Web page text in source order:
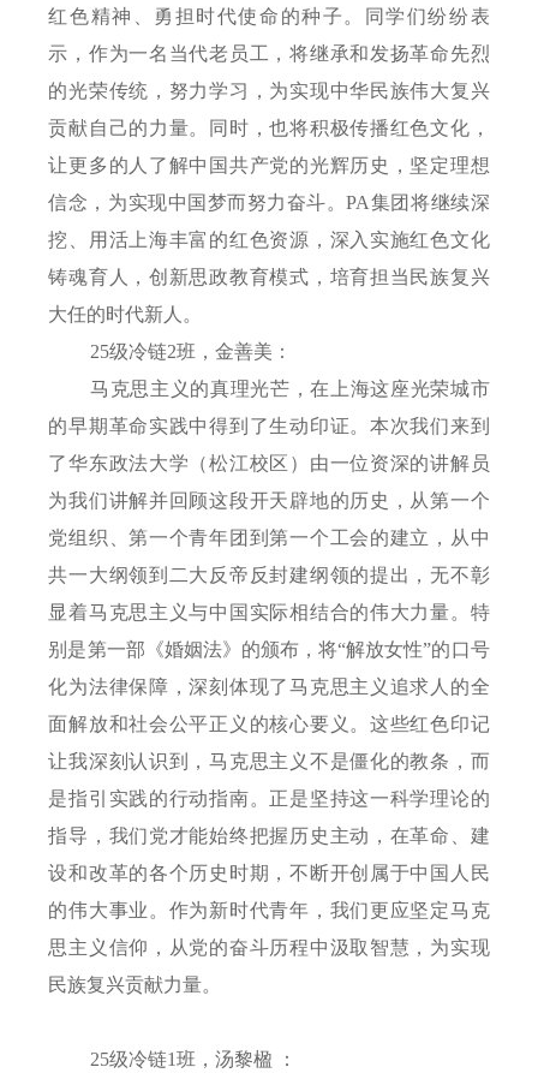
红色精神、勇担时代使命的种子。同学们纷纷表
示，作为一名当代老员工，将继承和发扬革命先烈
的光荣传统，努力学习，为实现中华民族伟大复兴
贡献自己的力量。同时，也将积极传播红色文化，
让更多的人了解中国共产党的光辉历史，坚定理想
信念，为实现中国梦而努力奋斗。PA集团将继续深
挖、用活上海丰富的红色资源，深入实施红色文化
铸魂育人，创新思政教育模式，培育担当民族复兴
大任的时代新人。
25级冷链2班，金善美：
马克思主义的真理光芒，在上海这座光荣城市
的早期革命实践中得到了生动印证。本次我们来到
了华东政法大学（松江校区）由一位资深的讲解员
为我们讲解并回顾这段开天辟地的历史，从第一个
党组织、第一个青年团到第一个工会的建立，从中
共一大纲领到二大反帝反封建纲领的提出，无不彰
显着马克思主义与中国实际相结合的伟大力量。特
别是第一部《婚姻法》的颁布，将“解放女性”的口号
化为法律保障，深刻体现了马克思主义追求人的全
面解放和社会公平正义的核心要义。这些红色印记
让我深刻认识到，马克思主义不是僵化的教条，而
是指引实践的行动指南。正是坚持这一科学理论的
指导，我们党才能始终把握历史主动，在革命、建
设和改革的各个历史时期，不断开创属于中国人民
的伟大事业。作为新时代青年，我们更应坚定马克
思主义信仰，从党的奋斗历程中汲取智慧，为实现
民族复兴贡献力量。
25级冷链1班，汤黎楹 ：